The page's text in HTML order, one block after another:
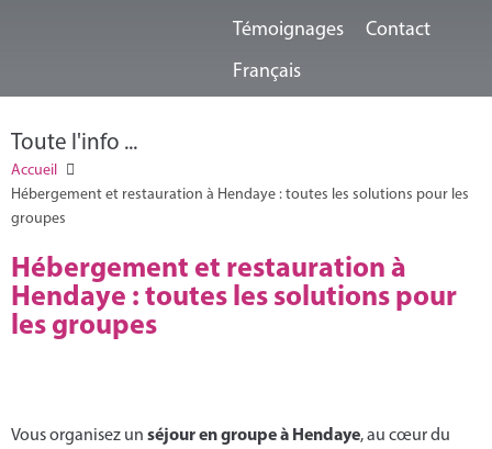
Témoignages
Contact
Français
Toute l'info ...
Accueil
Hébergement et restauration à Hendaye : toutes les solutions pour les
groupes
Hébergement et restauration à
Hendaye : toutes les solutions pour
les groupes
Vous organisez un séjour en groupe à Hendaye, au cœur du